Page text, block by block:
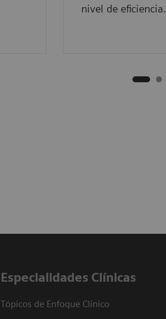
nivel de eficiencia.
Especialidades Clínicas
Tópicos de Enfoque Clínico